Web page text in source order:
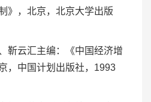
》，北京，北京大学出版
靳云汇主编：《中国经济增
，中国计划出版社，1993